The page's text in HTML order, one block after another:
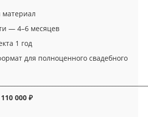
материал
— 4–6 месяцев
1 год
для полноценного свадебного
000 ₽